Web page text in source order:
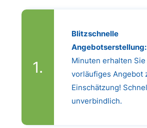
Blitzschnelle
Angebotserstellung:
Minuten erhalten Sie
vorläufiges Angebot
Einschätzung!
unverbindlich.